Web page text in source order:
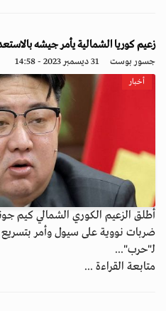
زعيم كوريا الشمالية يأمر جيشه
جسور بوست 31 ديسمبر 2023 - 14:58
أخبار
أطلق الزعيم الكوري الشمالي كيم
ضربات نووية على سيول وأمر
لـ"حرب"...
متابعة القراءة ...